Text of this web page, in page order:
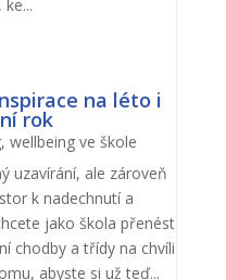
na léto i
rok
,wellbeing ve škole
uzavírání, ale zároveň
k nadechnutí a
jako škola přenést
chodby a třídy na chvíli
abyste si už teď...